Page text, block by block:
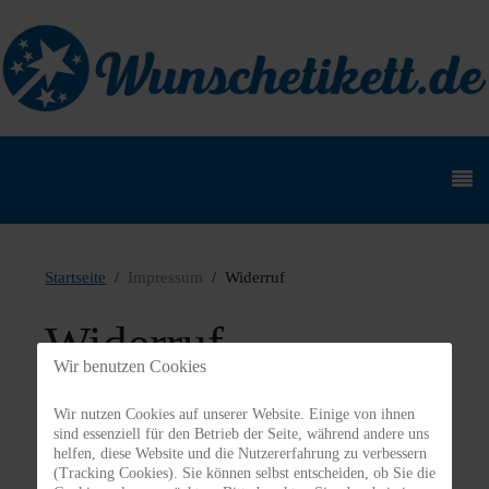
Startseite Impressum Widerruf
Widerruf
Nach § 312 g Abs. 2 Nr. 1 BGB gilt das Widerrufsrecht
nicht für Verträge zur Lieferung von Waren, die nicht
Wir benutzen Cookies
Wir nutzen Cookies auf unserer Website. Einige von ihnen
sind essenziell für den Betrieb der Seite, während andere uns
helfen, diese Website und die Nutzererfahrung zu verbessern
(Tracking Cookies). Sie können selbst entscheiden, ob Sie die